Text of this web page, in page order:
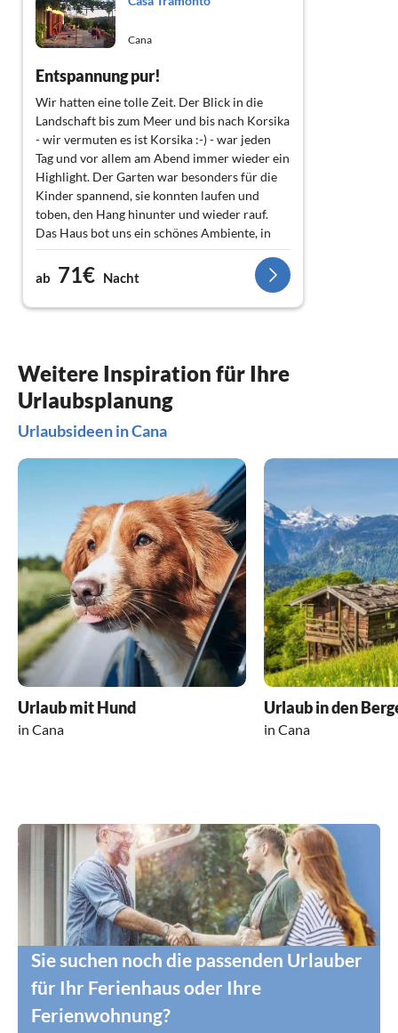
Cana
Entspannung pur!
Wir hatten eine tolle Zeit. Der Blick in die
Landschaft bis zum Meer und bis nach Korsika
- wir vermuten es ist Korsika :-) - war jeden
Tag und vor allem am Abend immer wieder ein
Highlight. Der Garten war besonders für die
Kinder spannend, sie konnten laufen und
toben, den Hang hinunter und wieder rauf.
Das Haus bot uns ein schönes Ambiente, in
dem wir uns einfach wohlfühlten. Manchmal
entschieden wir uns gegen den Ausflug ans
Meer, weil wir so gerne "zu Hause" waren. Wir
kommen bestimmt wieder!
ab 71€ Nacht
Weitere Inspiration für Ihre
Urlaubsplanung
Urlaubsideen in Cana
Urlaub mit Hund
in Cana
Urlaub in den
in Cana
Sie suchen noch die passenden Urlauber
für Ihr Ferienhaus oder Ihre
Ferienwohnung?